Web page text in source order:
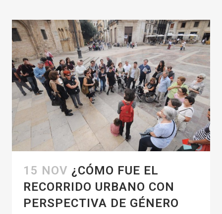
15 NOV ¿CÓMO FUE EL
RECORRIDO URBANO CON
PERSPECTIVA DE GÉNERO